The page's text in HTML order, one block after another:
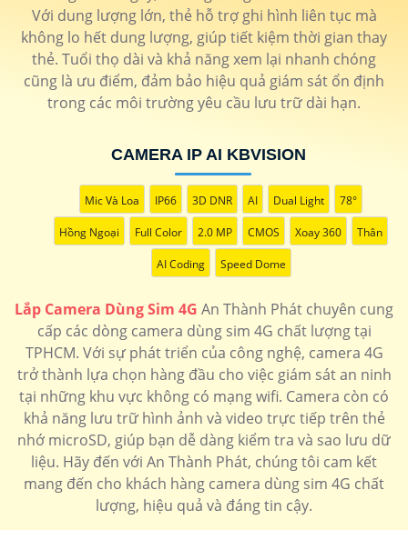
Với dung lượng lớn, thẻ hỗ trợ ghi hình liên tục mà
không lo hết dung lượng, giúp tiết kiệm thời gian thay
thẻ. Tuổi thọ dài và khả năng xem lại nhanh chóng
cũng là ưu điểm, đảm bảo hiệu quả giám sát ổn định
trong các môi trường yêu cầu lưu trữ dài hạn.
CAMERA IP AI KBVISION
Mic Và Loa IP66 3D DNR AI Dual Light 78°
Hồng Ngoại Full Color 2.0 MP CMOS Xoay 360 Thân
AI Coding Speed Dome
Lắp Camera Dùng Sim 4G An Thành Phát chuyên cung
cấp các dòng camera dùng sim 4G chất lượng tại
TPHCM. Với sự phát triển của công nghệ, camera 4G
trở thành lựa chọn hàng đầu cho việc giám sát an ninh
tại những khu vực không có mạng wifi. Camera còn có
khả năng lưu trữ hình ảnh và video trực tiếp trên thẻ
nhớ microSD, giúp bạn dễ dàng kiểm tra và sao lưu dữ
liệu. Hãy đến với An Thành Phát, chúng tôi cam kết
mang đến cho khách hàng camera dùng sim 4G chất
lượng, hiệu quả và đáng tin cậy.